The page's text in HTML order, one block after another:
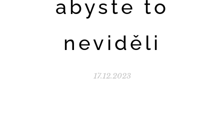
abyste to
neviděli
17.12.2023